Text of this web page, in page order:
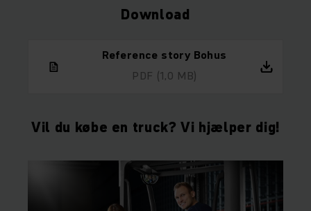
Download
Reference story Bohus
PDF (1,0 MB)
Vil du købe en truck? Vi hjælper dig!